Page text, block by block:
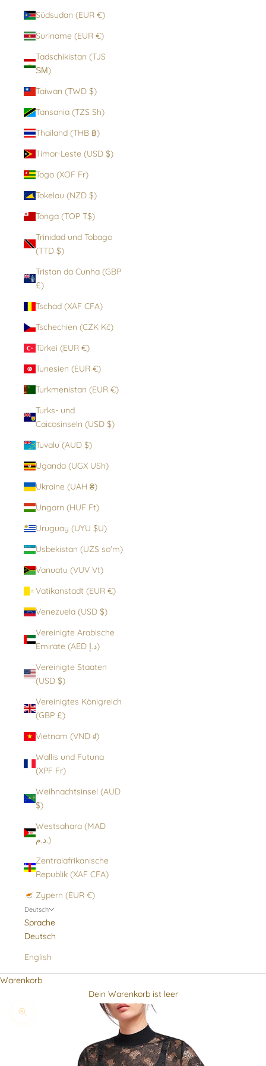
Südsudan (EUR €)
Suriname (EUR €)
Tadschikistan (TJS
ЅМ)
Taiwan (TWD $)
Tansania (TZS Sh)
Thailand (THB ฿)
Timor-Leste (USD $)
Togo (XOF Fr)
Tokelau (NZD $)
Tonga (TOP T$)
Trinidad und Tobago
(TTD $)
Tristan da Cunha (GBP
£)
Tschad (XAF CFA)
Tschechien (CZK Kč)
Türkei (EUR €)
Tunesien (EUR €)
Turkmenistan (EUR €)
Turks- und
Caicosinseln (USD $)
Tuvalu (AUD $)
Uganda (UGX USh)
Ukraine (UAH ₴)
Ungarn (HUF Ft)
Uruguay (UYU $U)
Usbekistan (UZS so'm)
Vanuatu (VUV Vt)
Vatikanstadt (EUR €)
Venezuela (USD $)
Vereinigte Arabische
Emirate (AED د.إ)
Vereinigte Staaten
(USD $)
Vereinigtes Königreich
(GBP £)
Vietnam (VND ₫)
Wallis und Futuna
(XPF Fr)
Weihnachtsinsel (AUD
$)
Westsahara (MAD
د.م.)
Zentralafrikanische
Republik (XAF CFA)
Zypern (EUR €)
Deutsch
Sprache
Deutsch
English
Warenkorb
Dein Warenkorb ist leer
Bild vergrößern